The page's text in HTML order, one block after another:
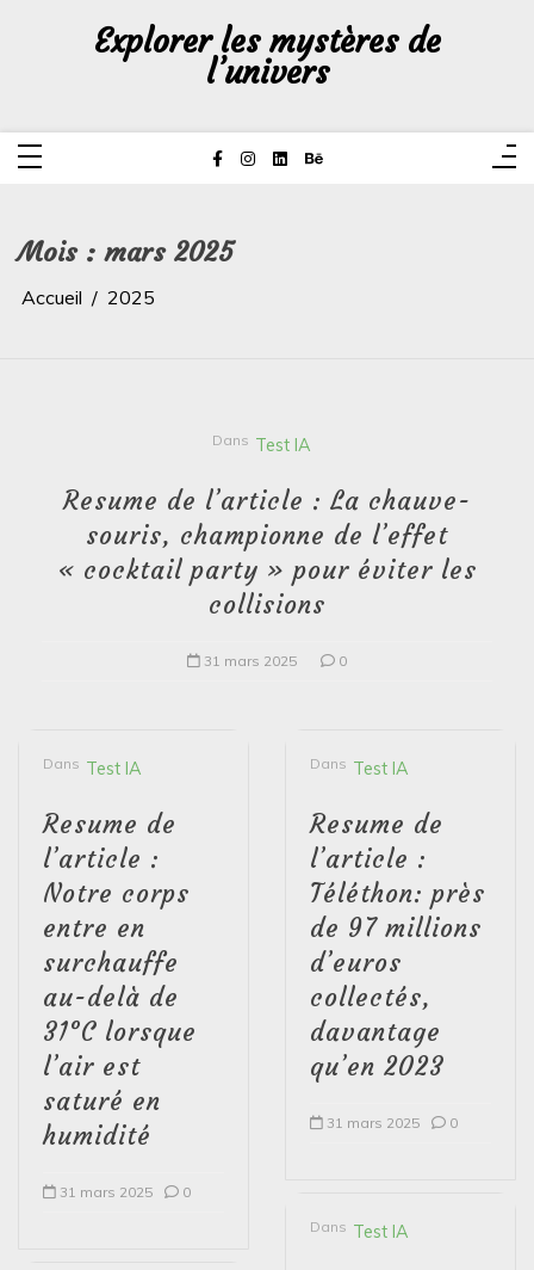
Explorer les mystères de
l’univers
Mois : mars 2025
Accueil 2025
Dans Test IA
Resume de l’article : La chauve-
souris, championne de l’effet
« cocktail party » pour éviter les
collisions
31 mars 2025 0
Dans Test IA
Resume de
l’article :
Notre corps
entre en
surchauffe
au-delà de
31°C lorsque
l’air est
saturé en
humidité
31 mars 2025 0
Dans Test IA
Resume de
l’article :
Téléthon: près
de 97 millions
d’euros
collectés,
davantage
qu’en 2023
31 mars 2025 0
Dans Test IA